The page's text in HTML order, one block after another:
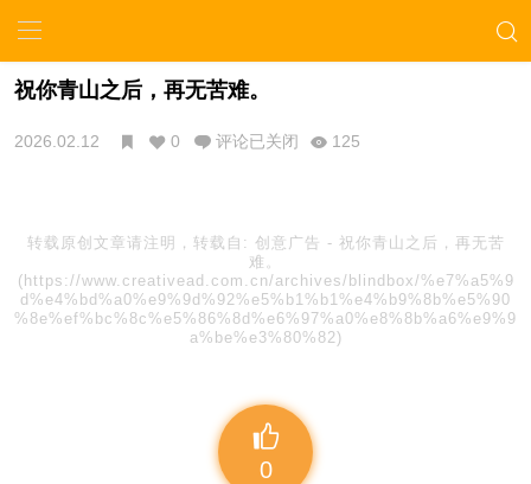
祝你青山之后，再无苦难。
2026.02.12 0 评论已关闭 125
转载原创文章请注明，转载自: 创意广告 - 祝你青山之后，再无苦
难。
(https://www.creativead.com.cn/archives/blindbox/%e7%a5%9
d%e4%bd%a0%e9%9d%92%e5%b1%b1%e4%b9%8b%e5%90
%8e%ef%bc%8c%e5%86%8d%e6%97%a0%e8%8b%a6%e9%9
a%be%e3%80%82)
0